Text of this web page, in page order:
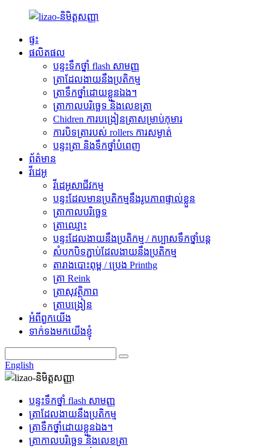
ផ្ទះ
ផលិតផល
បន្ទះទឹកថ្នាំ flash សាមញ្ញ
ត្រាដែលងាយនឹងប្រតិកម្ម
ត្រាទឹកថ្នាំដោយខ្លួនឯង។
ត្រាកាលបរិច្ឆេទ និងលេខត្រា
Chidren ការបង្រៀនត្រាសម្រាប់កុមារ
ការបិទត្រារបស់ rollers ការសម្ងាត់
បន្ទះត្រា និងទឹកថ្នាំបំពេញ
ព័ត៌មាន
វីដេអូ
វីដេអូសាជីវកម្ម
បន្ទះ​ដែល​មាន​ប្រតិកម្ម​នឹង​រូបភាព​ផ្ទាល់ខ្លួន
ត្រាកាលបរិច្ឆេទ
ត្រាឈ្មោះ
បន្ទះដែលងាយនឹងប្រតិកម្ម / កប្បាសទឹកថ្នាំបន្ត
សំបកបិទភ្ជាប់ដែលងាយនឹងប្រតិកម្ម
តារាងបោះពុម្ព / ប្រេង Printhg
ត្រា Reink
ត្រាសុវត្ថិភាព
ត្រាបង្រៀន
អំពីពួកយើង
ទាក់ទងមកយើងខ្ញុំ
English
បន្ទះទឹកថ្នាំ flash សាមញ្ញ
ត្រាដែលងាយនឹងប្រតិកម្ម
ត្រាទឹកថ្នាំដោយខ្លួនឯង។
ត្រាកាលបរិច្ឆេទ និងលេខត្រា